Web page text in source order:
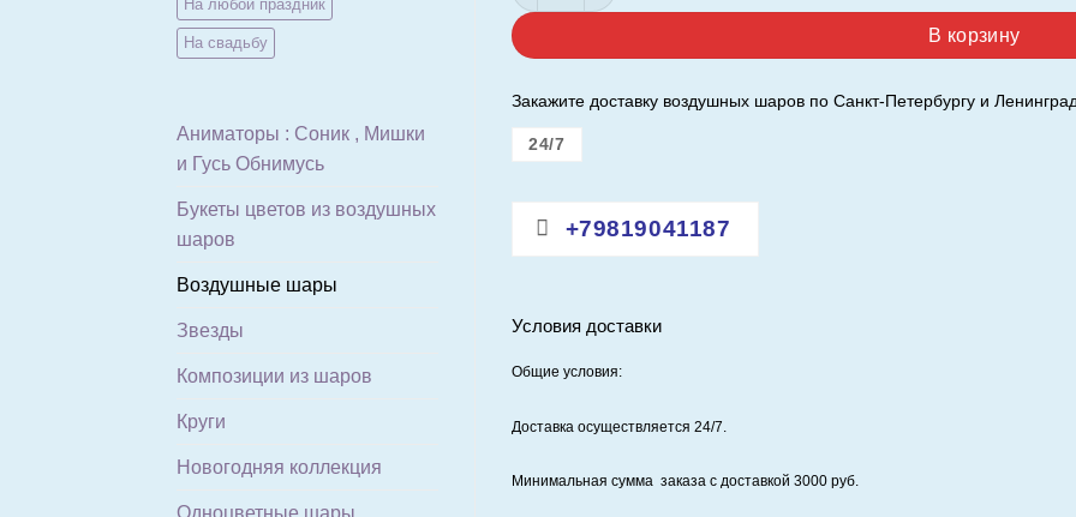
На любой праздник
На свадьбу
Аниматоры : Соник , Мишки
и Гусь Обнимусь
Букеты цветов из воздушных
шаров
Воздушные шары
Звезды
Композиции из шаров
Круги
Новогодняя коллекция
Одноцветные шары
В корзину
Закажите доставку воздушных шаров по Санкт-Петербургу и
24/7
+79819041187
Условия доставки
Общие условия:
Доставка осуществляется 24/7
Минимальная сумма заказа с доставкой 3000 руб.